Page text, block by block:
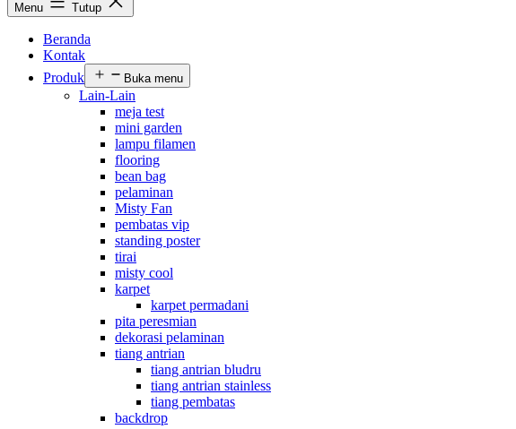
Menu Tutup
Beranda
Kontak
Produk
Buka menu
Lain-Lain
meja test
mini garden
lampu filamen
flooring
bean bag
pelaminan
Misty Fan
pembatas vip
standing poster
tirai
misty cool
karpet
karpet permadani
pita peresmian
dekorasi pelaminan
tiang antrian
tiang antrian bludru
tiang antrian stainless
tiang pembatas
backdrop